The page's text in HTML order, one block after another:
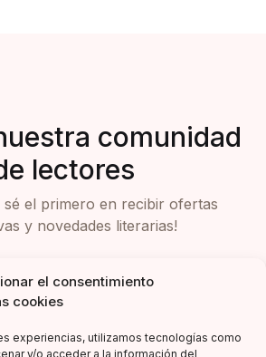
el consentimiento
cookies
experiencias, utilizamos tecnologías como
y/o acceder a la información del
comunidad
lectores
sé el primero en recibir ofertas
y novedades literarias!